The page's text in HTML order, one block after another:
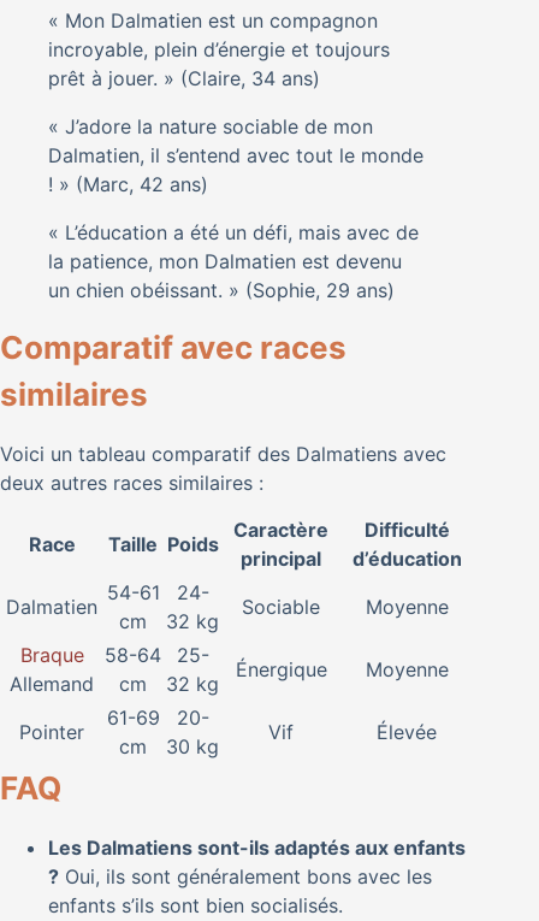
« Mon Dalmatien est un compagnon
incroyable, plein d’énergie et toujours
prêt à jouer. » (Claire, 34 ans)
« J’adore la nature sociable de mon
Dalmatien, il s’entend avec tout le monde
! » (Marc, 42 ans)
« L’éducation a été un défi, mais avec de
la patience, mon Dalmatien est devenu
un chien obéissant. » (Sophie, 29 ans)
Comparatif avec races
similaires
Voici un tableau comparatif des Dalmatiens avec
deux autres races similaires :
Race Taille Poids
Caractère
principal
Difficulté
d’éducation
Dalmatien
54-61
cm
24-
32 kg
Sociable
Moyenne
Braque
Allemand
58-64
cm
25-
32 kg
Énergique Moyenne
Pointer
61-69
cm
20-
30 kg
Vif Élevée
FAQ
Les Dalmatiens sont-ils adaptés aux enfants
? Oui, ils sont généralement bons avec les
enfants s’ils sont bien socialisés.